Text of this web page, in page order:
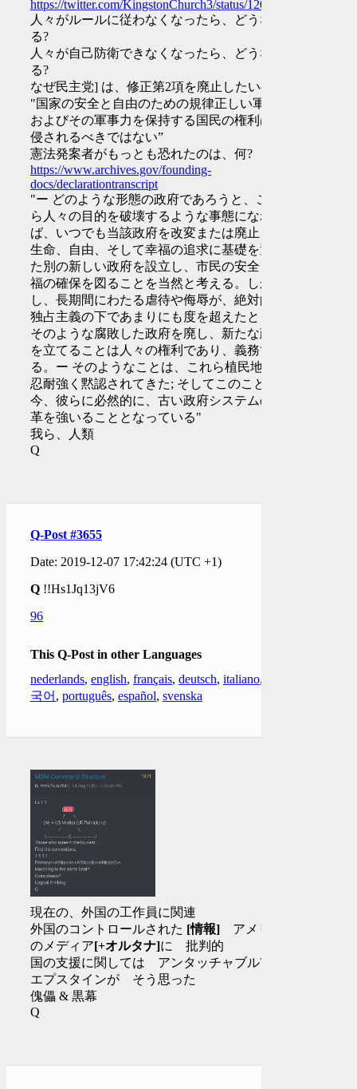
https://twitter.com/KingstonChurch3/status/
人々がルールに従わなくなったら、どうな
る?
人々が自己防衛できなくなったら、どうな
る?
なぜ民主党] は、修正第2項を廃止したいの?
"国家の安全と自由のための規律正しい軍、
およびその軍事力を保持する国民の権利は、
侵されるべきではない”
憲法発案者がもっとも恐れたのは、何?
https://www.archives.gov/founding-
docs/declarationtranscript
"ー どのような形態の政府であろうと、これ
ら人々の目的を破壊するような事態になれ
ば、いつでも当該政府を改変または廃止し、
生命、自由、そして幸福の追求に基礎を置い
た別の新しい政府を設立し、市民の安全と幸
福の確保を図ることを当然と考える。しか
し、長期間にわたる虐待や侮辱が、絶対的な
独占主義の下であまりにも度を超えたとき、
そのような腐敗した政府を廃し、新たな政府
を立てることは人々の権利であり、義務であ
る。ー そのようなことは、これら植民地で
忍耐強く黙認されてきた; そしてこのことは
今、彼らに必然的に、古い政府システムの変
革を強いることとなっている"
我ら、人類
Q
Q-Post #3655
Date: 2019-12-07 17:42:24 (UTC +1)
Q !!Hs1Jq13jV6
96
This Q-Post in other Languages
nederlands, english, français, deutsch, italiano,
국어 , português, español, svenska
現在の、外国の工作員に関連
外国のコントロールされた [情報]
アメリカ
のメディア [+オルタナ]に 批判的
国の支援に関しては アンタッチャブル?
エプスタインが そう思った
傀儡 & 黒幕
Q